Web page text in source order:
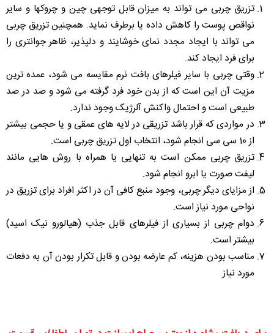
تزریق چربی می تواند به میزان قابل توجهی چین و چروکها و سایر
نواقص پوست را کاهش داده یا برطرف نماید. همچنین تزریق چربی
می تواند با ایجاد مجدد نمای خوشایند و دلپذیر، ظاهر جوانتری را
برای فرد ایجاد کند.
وقتی چربی با سایر فیلرهای بافت نرم مقایسه می شود، عمده ترین
مزیت آن این است که از بدن خود فرد گرفته می شود و صد در صد
طبیعی است و احتمال واکنش آلرژیک وجود ندارد.
در مواردی که قرار باشد تزریقی در لایه های عمقی و یا حجمی بیشتر
از 10 سی سی انجام شود، انتخاب اول تزریق چربی است.
تزریق چربی ممکن است به تنهایی یا همراه با روش هایی مانند
لیفت صورت یا ابرو انجام شود.
از مزایای دیگر چربی، وجود منبع کافی آن در اکثر افراد برای تزریق در
نواحی مورد نیاز است.
دوام چربی از بسیاری از فیلرهای قابل جذب (هیالورو نیک اسید)
بیشتر است.
مناسب بودن هزینه، کم عارضه بودن و قابل تکرار بودن آن به دفعات
مورد نیاز